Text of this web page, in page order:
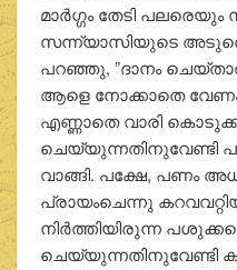
മാര്‍ഗ്ഗം തേടി
സന്ന്യാസിയുടെ
പറഞ്ഞു, ”ദാനം
ആളെ നോക്കാതെ
എണ്ണാതെ വാരി
ചെയ്യുന്നതിനുവേണ്ടി
വാങ്ങി. പക്ഷേ, പണം
പ്രായംചെന്നു
നിര്‍ത്തിയിരുന്ന
ചെയ്യുന്നതിനുവേണ്ടി